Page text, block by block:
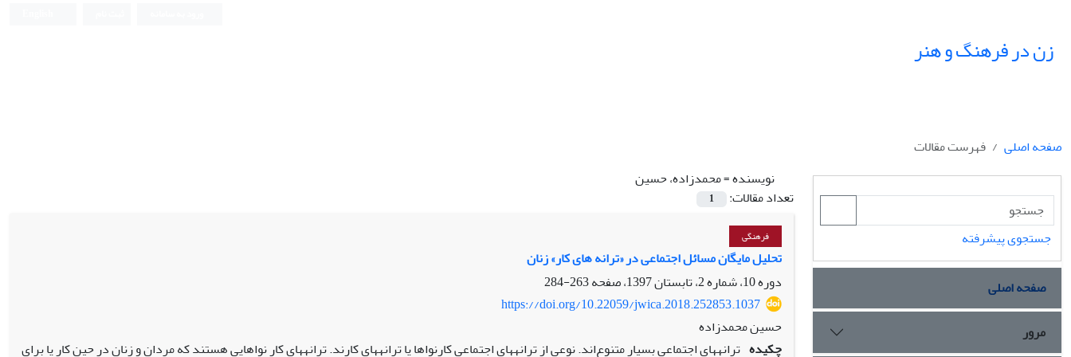
زن در فرهنگ و هنر
صفحه اصلی
فهرست مقالات
نویسنده =محمدزاده، حسین
تعداد مقالات:
1
فرهنگی
تحلیل مایگان مسائل اجتماعی در «ترانه‏ های کار» زنان
دوره 10، شماره 2، تابستان 1397، صفحه
263-284
https://doi.org/10.22059/jwica.2018.252853.1037
حسین محمدزاده
چکیده ترانه‏های اجتماعی بسیار متنوع‌اند. نوعی از ترانه‏های اجتماعی کارنواها یا ترانه‏های کارند. ترانه‏های کار نواهایی هستند که مردان و زنان در حین کار یا برای
جستجوی پیشرفته
صفحه اصلی
مرور